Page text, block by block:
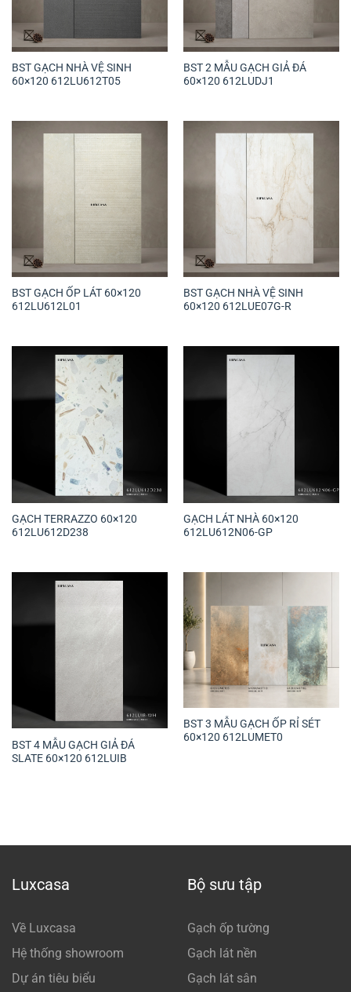
BST GẠCH NHÀ VỆ SINH
60×120 612LU612T05
BST 2 MẪU GẠCH GIẢ ĐÁ
60×120 612LUDJ1
BST GẠCH ỐP LÁT 60×120
612LU612L01
BST GẠCH NHÀ VỆ SINH
60×120 612LUE07G-R
GẠCH TERRAZZO 60×120
612LU612D238
GẠCH LÁT NHÀ 60×120
612LU612N06-GP
BST 4 MẪU GẠCH GIẢ ĐÁ
SLATE 60×120 612LUIB
BST 3 MẪU GẠCH ỐP RỈ SÉT
60×120 612LUMET0
Luxcasa
Về Luxcasa
Hệ thống showroom
Dự án tiêu biểu
Bộ sưu tập
Gạch ốp tường
Gạch lát nền
Gạch lát sân